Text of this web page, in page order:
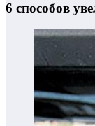
6 способов